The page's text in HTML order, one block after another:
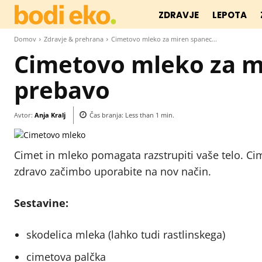
ZDRAVJE LEPOTA
Domov Zdravje & prehrana Cimetovo mleko za miren spanec...
Cimetovo mleko za
prebavo
Avtor: Anja Kralj Čas branja: Less than 1 min.
Cimet in mleko pomagata razstrupiti vaše telo.
zdravo začimbo uporabite na nov način.
Sestavine:
skodelica mleka (lahko tudi rastlinskega)
cimetova palčka